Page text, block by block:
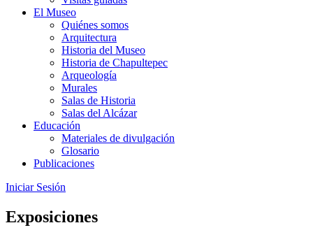
El Museo
Quiénes somos
Arquitectura
Historia del Museo
Historia de Chapultepec
Arqueología
Murales
Salas de Historia
Salas del Alcázar
Educación
Materiales de divulgación
Glosario
Publicaciones
Iniciar Sesión
Exposiciones